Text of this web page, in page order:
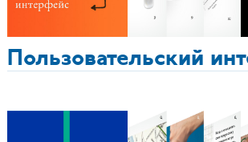
Пользовательский